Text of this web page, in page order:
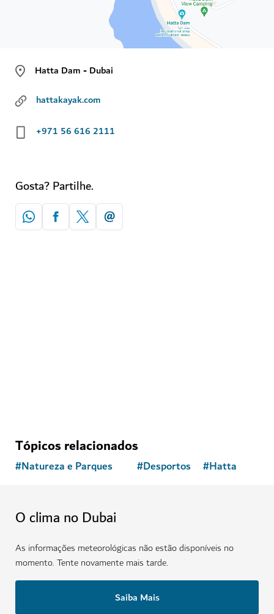
Hatta Dam - Dubai
hattakayak.com
+971 56 616 2111
Gosta? Partilhe.
Tópicos relacionados
#Natureza e Parques #Desportos #Hatta
O clima no Dubai
As informações meteorológicas não estão disponíveis no
momento. Tente novamente mais tarde.
Saiba Mais